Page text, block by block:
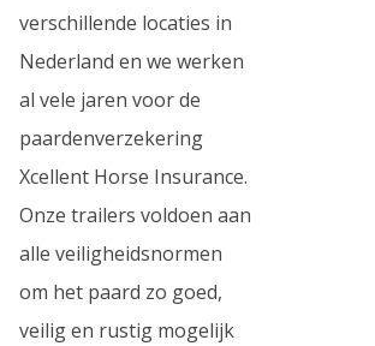
verschillende locaties in
Nederland en we werken
al vele jaren voor de
paardenverzekering
Xcellent Horse Insurance.
Onze trailers voldoen aan
alle veiligheidsnormen
om het paard zo goed,
veilig en rustig mogelijk